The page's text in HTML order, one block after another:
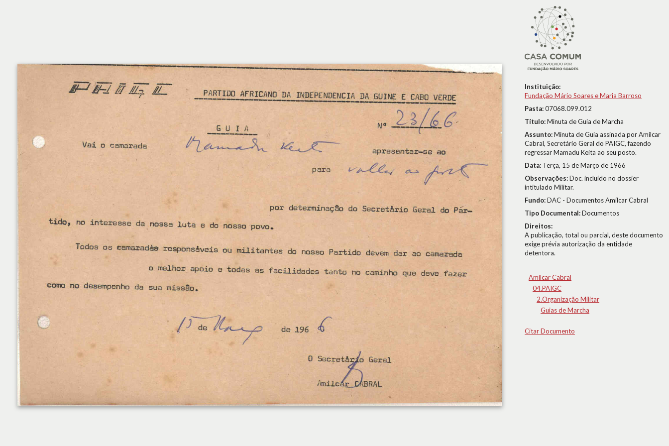
Instituição:
Fundação Mário Soares e Maria Barroso
Pasta:07068.099.012
Título:Minuta de Guia de Marcha
Assunto:Minuta de Guia assinada por Amílcar
Cabral, Secretário Geral do PAIGC, fazendo
regressar Mamadu Keita ao seu posto.
Data: Terça, 15 de Março de 1966
Observações:Doc. incluído no dossier
intitulado Militar.
Fundo:DAC - Documentos Amílcar Cabral
Tipo Documental:Documentos
Direitos:
A publicação, total ou parcial, deste documento
exige prévia autorização da entidade
detentora.
Amílcar Cabral
04.PAIGC
2.Organização Militar
Guias de Marcha
Citar Documento